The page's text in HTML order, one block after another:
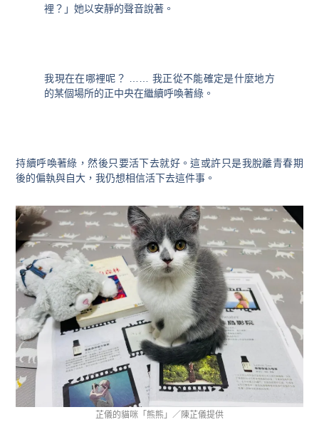
裡？」她以安靜的聲音說著。
我現在在哪裡呢？ …… 我正從不能確定是什麼地方
的某個場所的正中央在繼續呼喚著綠。
持續呼喚著綠，然後只要活下去就好。這或許只是我脫離青春期
後的偏執與自大，我仍想相信活下去這件事。
芷儀的貓咪「熊熊」／陳芷儀提供